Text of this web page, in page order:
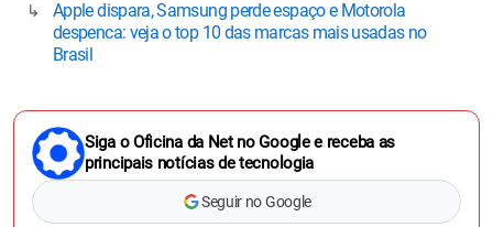
Apple dispara, Samsung perde espaço e Motorola
despenca: veja o top 10 das marcas mais usadas no
Brasil
Siga o Oficina da Net no Google e receba as
principais notícias de tecnologia
Seguir no Google